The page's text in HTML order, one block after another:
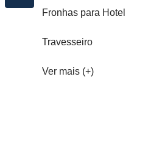
Fronhas para Hotel
Travesseiro
Ver mais (+)